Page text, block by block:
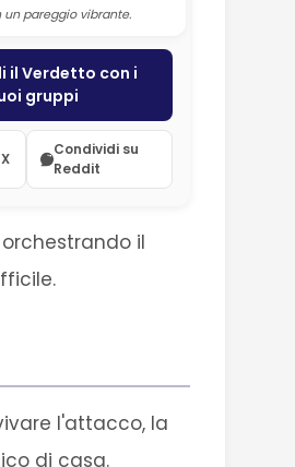
pareggio vibrante.
il Verdetto con i
gruppi
Condividi su
Reddit
il
l'attacco, la
di casa.